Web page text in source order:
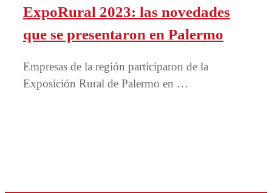
ExpoRural 2023: las novedades
que se presentaron en Palermo
Empresas de la región participaron de la
Exposición Rural de Palermo en …